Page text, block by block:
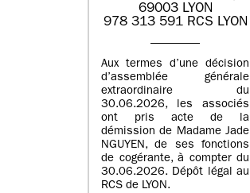
69003 LYON
978 313 591 RCS LYON
Aux termes d’une décision
d’assemblée générale
extraordinaire du
30.06.2026, les associés
ont pris acte de la
démission de Madame Jade
NGUYEN, de ses fonctions
de cogérante, à compter du
30.06.2026. Dépôt légal au
RCS de LYON.